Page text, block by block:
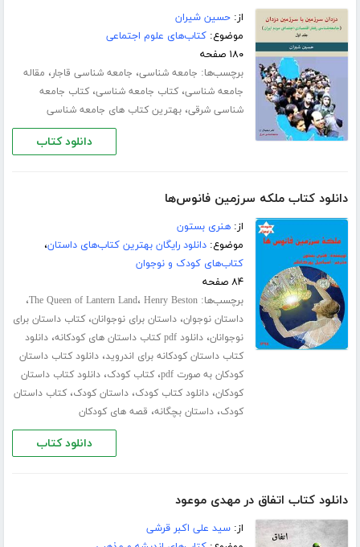
از:حسین شیران
موضوع:کتاب‌های علوم اجتماعی
۱۸۰ صفحه
برچسب‌ها: جامعه شناسی، جامعه شناسی قاجار، مقاله
جامعه شناسی،کتاب جامعه شناسی،کتاب جامعه
شناسی شرقی،بهترین کتاب های جامعه شناسی
دانلود کتاب
دانلود کتاب ملکه سرزمین فانوس‌ها
از:هنری بستون
موضوع:دانلود رایگان بهترین کتاب‌های داستان،
کتاب‌های کودک و نوجوان
۸۴ صفحه
برچسب‌ها:
The Queen of Lantern Land، Henry Beston ،
داستان نوجوان،داستان برای نوجوانان،کتاب داستان برای
نوجوانان،دانلود pdf کتاب داستان های کودکانه ،دانلود
کتاب داستان کودکانه برای اندروید،دانلود کتاب داستان
کودکان به صورت pdf
،کتاب کودک،دانلود کتاب داستان
کودکان،دانلود کتاب کودک،داستان کودک،کتاب داستان
کودک،داستان بچگانه، قصه های کودکان
دانلود کتاب
دانلود کتاب اتفاق در مهدی موعود
از:سید علی اکبر قرشی